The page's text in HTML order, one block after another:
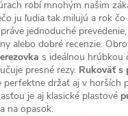
robí mnohým našim
ju ľudia tak milujú a rok
jednoduché
alebo dobré recenzie.
s ideálnou hrúbkou
presné rezy. Rukoväť s
perfektne držať aj v horších
je aj klasické plastové
na opasok.